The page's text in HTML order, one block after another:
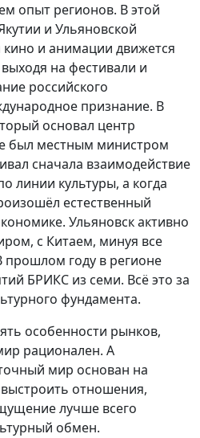
опыт регионов. В этой
и Ульяновской
кино и анимации движется
на фестивали и
российского
признание. В
основал центр
был местным министром
сначала взаимодействие
линии культуры, а когда
естественный
Ульяновск активно
с Китаем, минуя все
году в регионе
БРИКС из семи. Всё это за
фундамента.
особенности рынков,
рационален. А
мир основан на
отношения,
лучше всего
обмен.